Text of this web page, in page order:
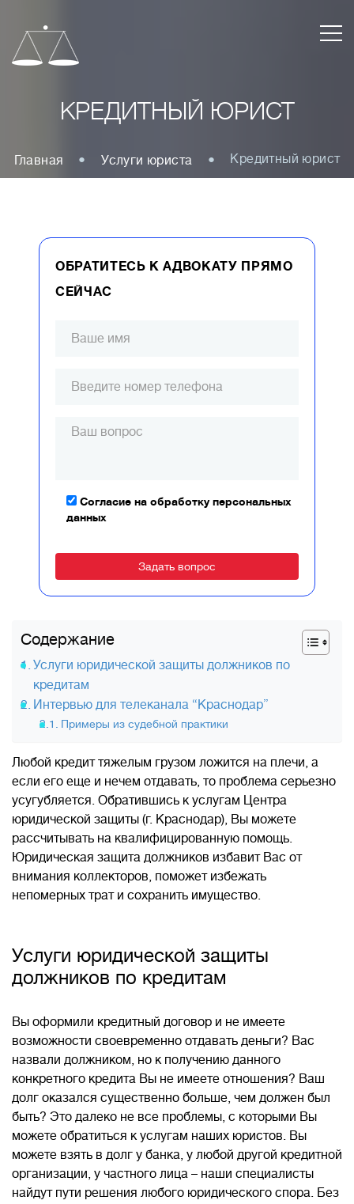
КРЕДИТНЫЙ ЮРИСТ
Главная Услуги юриста Кредитный юрист
ОБРАТИТЕСЬ К АДВОКАТУ ПРЯМО
СЕЙЧАС
Согласие на обработку персональных
данных
Содержание
Услуги юридической защиты должников по
кредитам
Интервью для телеканала “Краснодар”
Примеры из судебной практики
Любой кредит тяжелым грузом ложится на плечи, а
если его еще и нечем отдавать, то проблема серьезно
усугубляется. Обратившись к услугам Центра
юридической защиты (г. Краснодар), Вы можете
рассчитывать на квалифицированную помощь.
Юридическая защита должников избавит Вас от
внимания коллекторов, поможет избежать
непомерных трат и сохранить имущество.
Услуги юридической защиты
должников по кредитам
Вы оформили кредитный договор и не имеете
возможности своевременно отдавать деньги? Вас
назвали должником, но к получению данного
конкретного кредита Вы не имеете отношения? Ваш
долг оказался существенно больше, чем должен был
быть? Это далеко не все проблемы, с которыми Вы
можете обратиться к услугам наших юристов. Вы
можете взять в долг у банка, у любой другой кредитной
организации, у частного лица – наши специалисты
найдут пути решения любого юридического спора. Без